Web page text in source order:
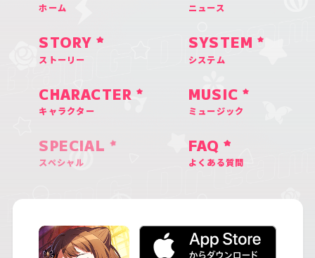
ホーム ニュース
STORY
ストーリー
SYSTEM
システム
CHARACTER
キャラクター
MUSIC
ミュージック
SPECIAL
スペシャル
FAQ
よくある質問